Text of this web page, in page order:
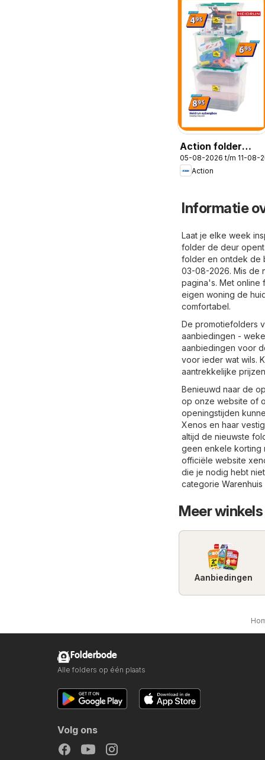
Action folder
week 32
05-08-2026 t/m 11-08-
Action
Informatie
Laat je elke week
folder de deur
folder en ontdek de
03-08-2026. Mis de
pagina's. Met online
eigen woning de
comfortabel.
De promotiefolders
aanbiedingen -
aanbiedingen voor
voor ieder wat wils.
aantrekkelijke
Benieuwd naar de
op onze website of
openingstijden
Xenos en haar
altijd de nieuwste
geen enkele korting
officiële website
die je nodig hebt
categorie Warenhuis
Meer
Aanbiedingen
Folderbode
Alle folders op één plaats
Volg ons